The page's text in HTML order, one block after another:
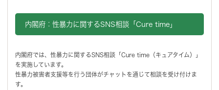
内閣府：性暴力に関するSNS相談「Cure time」
内閣府では、性暴力に関するSNS相談「Cure time（キュアタイム）」
を実施しています。
性暴力被害者支援等を行う団体がチャットを通じて相談を受け付けま
す。